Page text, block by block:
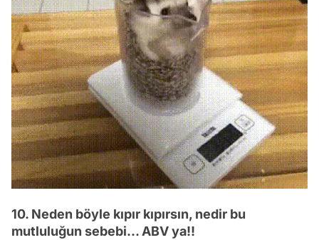
10. Neden böyle kıpır kıpırsın, nedir bu
mutluluğun sebebi... ABV ya!!